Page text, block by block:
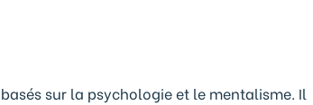
sur la psychologie et le mentalisme. Il